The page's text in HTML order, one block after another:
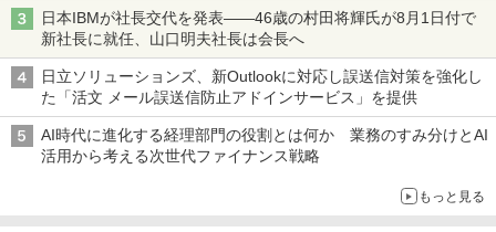
日本IBMが社長交代を発表――46歳の村田将輝氏が8月1日付で
新社長に就任、山口明夫社長は会長へ
日立ソリューションズ、新Outlookに対応し誤送信対策を強化し
た「活文 メール誤送信防止アドインサービス」を提供
AI時代に進化する経理部門の役割とは何か 業務のすみ分けとAI
活用から考える次世代ファイナンス戦略
もっと見る